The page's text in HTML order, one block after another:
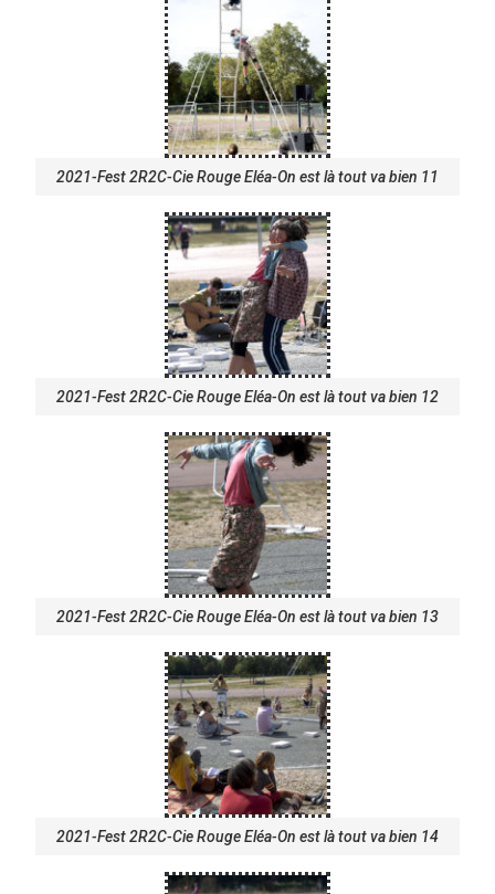
2021-Fest 2R2C-Cie Rouge Eléa-On est là tout va bien 11
2021-Fest 2R2C-Cie Rouge Eléa-On est là tout va bien 12
2021-Fest 2R2C-Cie Rouge Eléa-On est là tout va bien 13
2021-Fest 2R2C-Cie Rouge Eléa-On est là tout va bien 14